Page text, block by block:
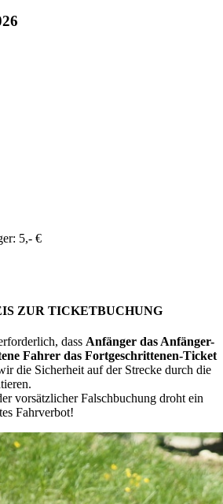
5,- €
ZUR TICKETBUCHUNG
dass Anfänger das Anfänger-
Fahrer das Fortgeschrittenen-Ticket
die Sicherheit auf der Strecke durch die
vorsätzlicher Falschbuchung droht ein
Fahrverbot!